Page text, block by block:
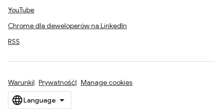
YouTube
Chrome dla deweloperów na LinkedIn
RSS
Warunki Prywatność Manage cookies